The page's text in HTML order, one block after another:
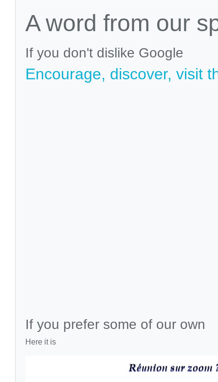
A word from our
If you don't dislike Google
Encourage, discover, visit
If you prefer some of our own
Here it is